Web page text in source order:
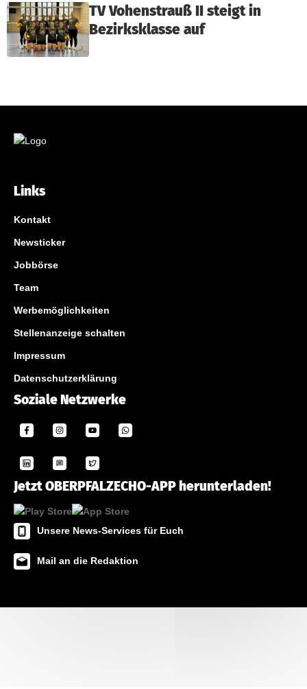
TV Vohenstrauß II steigt in
Bezirksklasse auf
Links
Kontakt
Newsticker
Jobbörse
Team
Werbemöglichkeiten
Stellenanzeige schalten
Impressum
Datenschutzerklärung
Soziale Netzwerke
Jetzt OBERPFALZECHO-APP herunterladen!
Unsere News-Services für Euch
Mail an die Redaktion